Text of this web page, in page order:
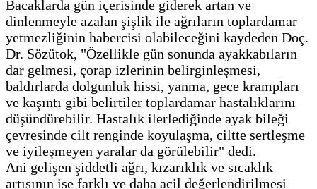
Bacaklarda gün içerisinde giderek artan ve
dinlenmeyle azalan şişlik ile ağrıların toplardamar
yetmezliğinin habercisi olabileceğini kaydeden Doç.
Dr. Sözütok, "Özellikle gün sonunda ayakkabıların
dar gelmesi, çorap izlerinin belirginleşmesi,
baldırlarda dolgunluk hissi, yanma, gece krampları
ve kaşıntı gibi belirtiler toplardamar hastalıklarını
düşündürebilir. Hastalık ilerlediğinde ayak bileği
çevresinde cilt renginde koyulaşma, ciltte sertleşme
ve iyileşmeyen yaralar da görülebilir" dedi.
Ani gelişen şiddetli ağrı, kızarıklık ve sıcaklık
artışının ise farklı ve daha acil değerlendirilmesi